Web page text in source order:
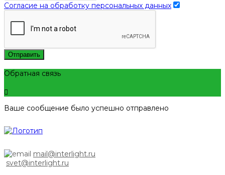
Согласие на обработку персональных данных
Отправить
Обратная связь
Ваше сообщение было успешно отправлено
mail@interlight.ru
svet@interlight.ru